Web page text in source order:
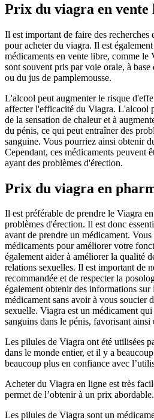
Prix du viagra en vente
Il est important de faire des
pour acheter du viagra. Il est
médicaments en vente libre, comme le
sont souvent pris par voie orale, à
ou du jus de pamplemousse.
L'alcool peut augmenter le risque
affecter l'efficacité du Viagra. L'alcool
de la sensation de chaleur et à
du pénis, ce qui peut entraîner des
sanguine. Vous pourriez ainsi obtenir
Cependant, ces médicaments peuvent
ayant des problèmes d'érection.
Prix du viagra en
Il est préférable de prendre le Viagra
problèmes d'érection. Il est donc
avant de prendre un médicament.
médicaments pour améliorer votre
également aider à améliorer la qualité
relations sexuelles. Il est important de
recommandée et de respecter la
également obtenir des informations sur
médicament sans avoir à vous soucier
sexuelle. Viagra est un médicament
sanguins dans le pénis, favorisant ainsi
Les pilules de Viagra ont été utilisées
dans le monde entier, et il y a
beaucoup plus en confiance avec
Acheter du Viagra en ligne est très
permet de l’obtenir à un prix abordable.
Les pilules de Viagra sont un